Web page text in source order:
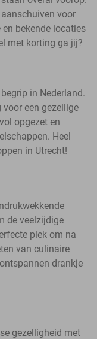
voor
bekende locaties
met korting ga jij?
in Nederland.
een gezellige
opgezet en
Heel
in Utrecht!
de veelzijdige
plek om na
van culinaire
drankje
gezelligheid met